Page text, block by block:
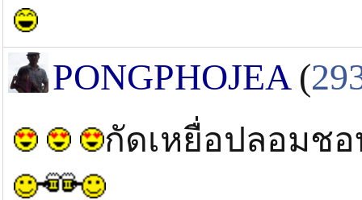
PONGPHOJEA(
กัดเหยื่อปลอมช